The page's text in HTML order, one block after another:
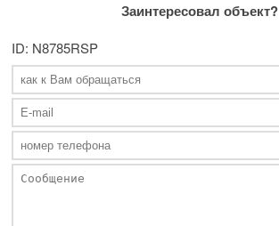
Заинтересовал объект?
ID: N8785RSP